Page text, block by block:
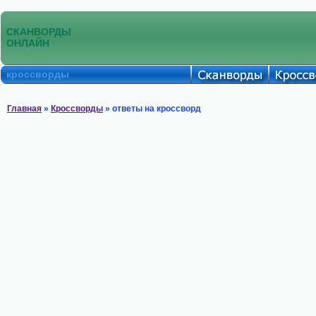
СКАНВОРДЫ
ОНЛАЙН
кроссворды
Главная » Кроссворды » ответы на кроссворд